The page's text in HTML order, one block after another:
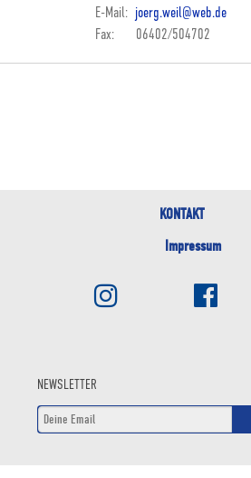
E-Mail: joerg.weil@web.de
Fax: 06402/504702
KONTAKT
Impressum
NEWSLETTER